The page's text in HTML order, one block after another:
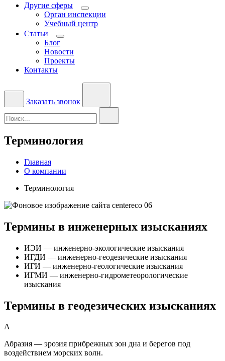
Другие сферы
Орган инспекции
Учебный центр
Статьи
Блог
Новости
Проекты
Контакты
Заказать звонок
Терминология
Главная
О компании
Терминология
Термины в инженерных изысканиях
ИЭИ — инженерно-экологические изыскания
ИГДИ — инженерно-геодезические изыскания
ИГИ — инженерно-геологические изыскания
ИГМИ — инженерно-гидрометеорологические
изыскания
Термины в геодезических изысканиях
А
Абразия — эрозия прибрежных зон дна и берегов под
воздействием морских волн.